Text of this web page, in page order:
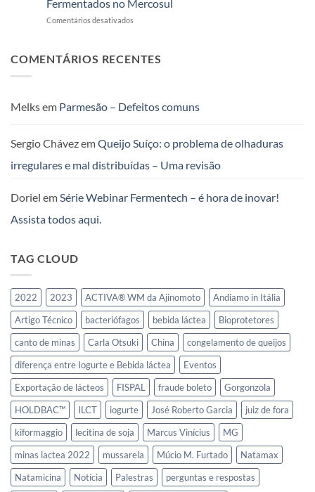
sucesso!
Fermentech
em
Santana
Queijos
e
Transglutaminase:
Indústria
Fermentados no Mercosul
Comentários desativados
nº
do
Transglutaminase
em
Queijos,
Leites
COMENTÁRIOS RECENTES
Melksem Parmesão – Defeitos comuns
Sergio ChávezemQueijo Suíço: o problema de olhaduras
irregulares e mal distribuídas – Uma revisão
Doriel em Série Webinar Fermentech – é hora de inovar!
Assista todos aqui.
TAG CLOUD
2022 2023 ACTIVA® WM da Ajinomoto
Andiamo in Itália
Artigo Técnico
bacteriófagos bebida láctea
Bioprotetores
canto de minas
Carla Otsuki China
congelamento de queijos
diferença entre Iogurte e Bebida láctea
Eventos
Exportação de lácteos
FISPAL fraude boleto
Gorgonzola
HOLDBAC™
ILCT iogurte José Roberto Garcia
juiz de fora
kiformaggio
lecitina de soja Marcus Vinícius
MG
minas lactea 2022
mussarela Múcio M. Furtado
Natamax
Natamicina
Notícia Palestras
perguntas e respostas